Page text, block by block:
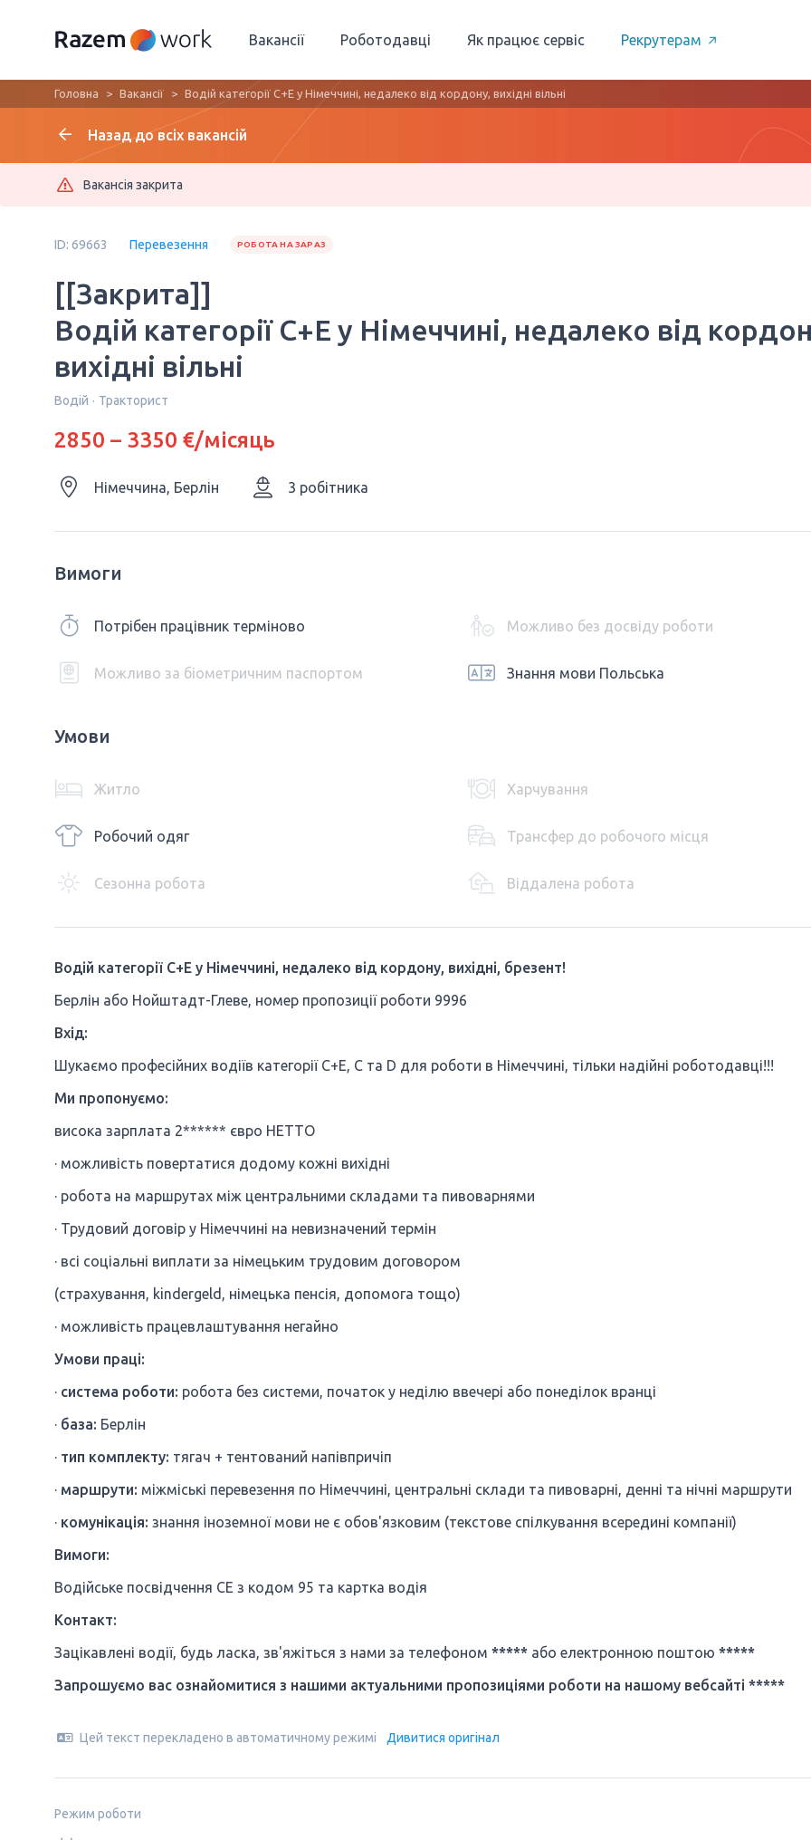
Вакансії Роботодавці Як працює сервіс Рекрутерам
Головна Вакансії Водій категорії C+E у Німеччині, недалеко від кордону, вихідні вільні
Назад до всіх вакансій
Вакансія закрита
ID: 69663 Перевезення РОБОТА НА ЗАРАЗ
[[Закрита]]
Водій категорії C+E у Німеччині, недалеко від
вихідні вільні
Водій Тракторист
2850 – 3350 €/місяць
Німеччина, Берлін 3 робітника
Вимоги
Потрібен працівник терміново Можливо без досвіду роботи
Можливо за біометричним паспортом Знання мови Польська
Умови
Житло Харчування
Робочий одяг Трансфер до робочого місця
Сезонна робота Віддалена робота
Водій категорії C+E у Німеччині, недалеко від кордону, вихідні, брезент!
Берлін або Нойштадт-Глеве, номер пропозиції роботи 9996
Вхід:
Шукаємо професійних водіїв категорії C+E, C та D для роботи в Німеччині, тільки надійні роботодавці!!!
Ми пропонуємо:
висока зарплата 2****** євро НЕТТО
· можливість повертатися додому кожні вихідні
· робота на маршрутах між центральними складами та пивоварнями
· Трудовий договір у Німеччині на невизначений термін
· всі соціальні виплати за німецьким трудовим договором
(страхування, kindergeld, німецька пенсія, допомога тощо)
· можливість працевлаштування негайно
Умови праці:
· система роботи: робота без системи, початок у неділю ввечері або понеділок вранці
· база: Берлін
· тип комплекту: тягач + тентований напівпричіп
· маршрути: міжміські перевезення по Німеччині, центральні склади та пивоварні, денні та нічні маршрути
· комунікація: знання іноземної мови не є обов'язковим (текстове спілкування всередині компанії)
Вимоги:
Водійське посвідчення CE з кодом 95 та картка водія
Контакт:
Зацікавлені водії, будь ласка, зв'яжіться з нами за телефоном ***** або електронною поштою *****
Запрошуємо вас ознайомитися з нашими актуальними пропозиціями роботи на нашому вебсайті *****
Цей текст перекладено в автоматичному режимі Дивитися оригінал
Режим роботи